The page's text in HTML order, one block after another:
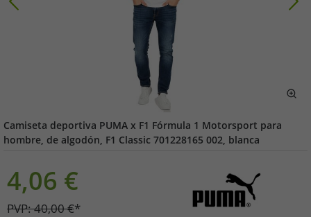
Camiseta deportiva PUMA x F1 Fórmula 1 Motorsport para
hombre, de algodón, F1 Classic 701228165 002, blanca
4,06 €
PVP:40,00€*